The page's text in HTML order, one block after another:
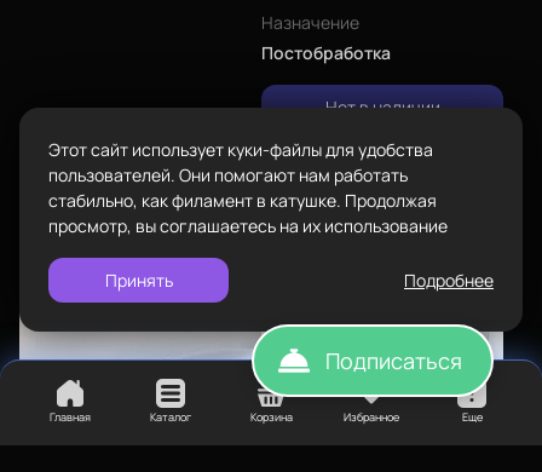
Назначение
Постобработка
Нет в наличии
Главная Каталог Корзина Избранное Еще
Сопутствующие товары
Подарочные сертификаты
Политика конфиденциальности
Этот сайт использует куки-файлы для удобства
пользователей. Они помогают нам работать
стабильно, как филамент в катушке. Продолжая
просмотр, вы соглашаетесь на их использование
Принять Подробнее
Подписаться